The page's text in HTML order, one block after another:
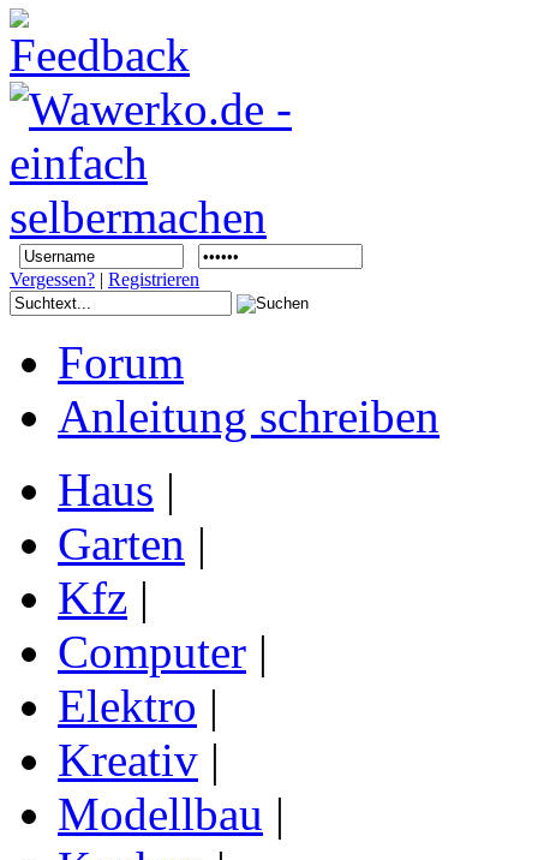
Vergessen? | Registrieren
Forum
Anleitung schreiben
Haus |
Garten |
Kfz |
Computer |
Elektro |
Kreativ |
Modellbau |